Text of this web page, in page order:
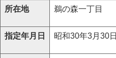
所在地 鵜の森一丁目
指定年月日 昭和30年3月30日